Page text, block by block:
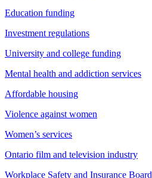
Education funding
Investment regulations
University and college funding
Mental health and addiction services
Affordable housing
Violence against women
Women’s services
Ontario film and television industry
Workplace Safety and Insurance Board